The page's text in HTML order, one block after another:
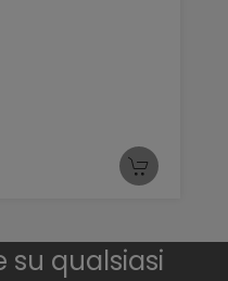
su qualsiasi